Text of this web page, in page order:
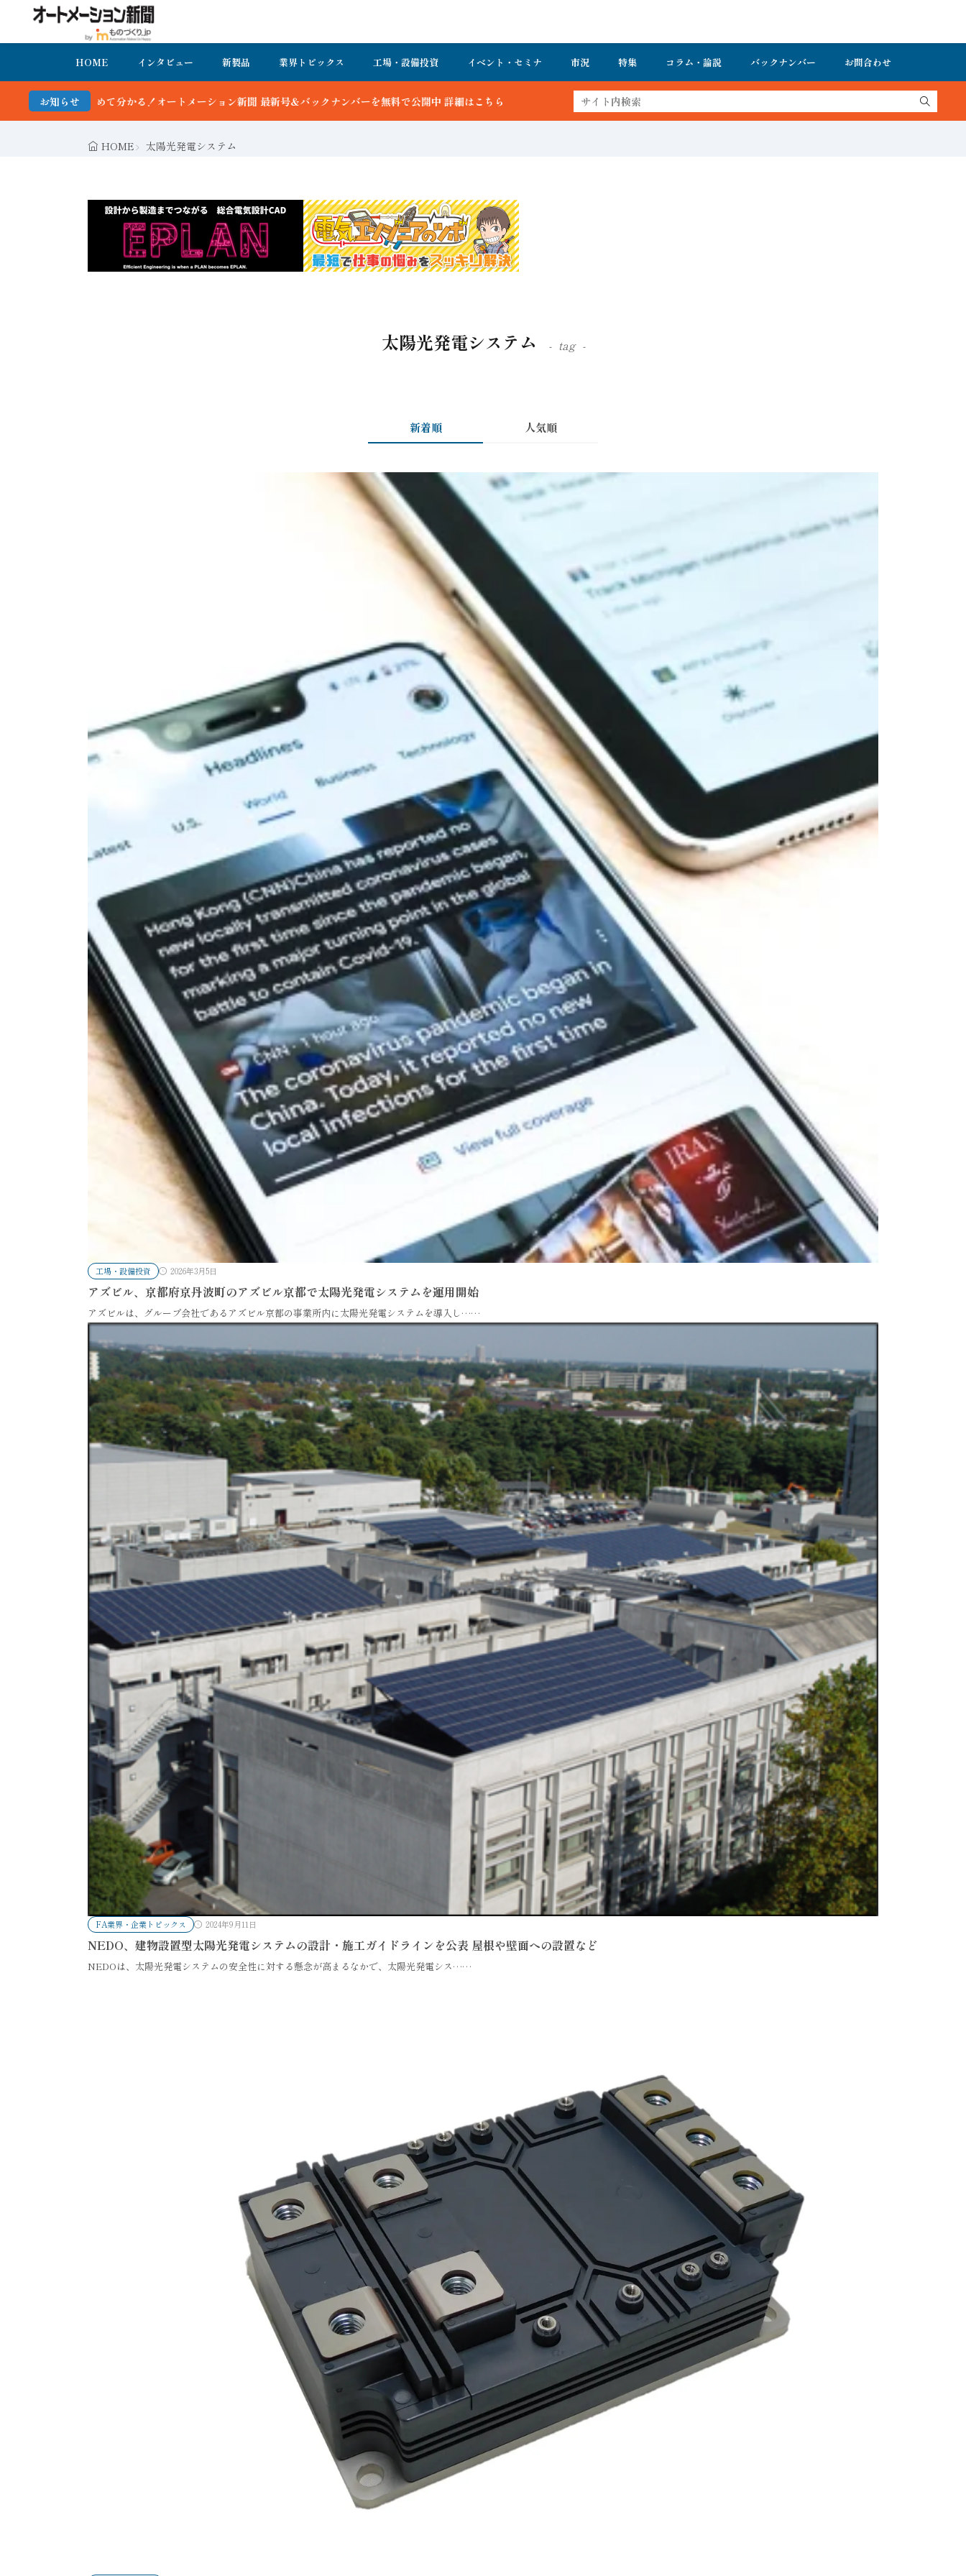
HOME インタビュー 新製品 業界トピックス 工場・設備投資 イベント・セミナ 市況 特集 コラム・論説 バックナンバー お問合わせ
お知らせ
聞 最新号＆バックナンバーを無料で公開中 詳細はこちら
HOME 太陽光発電システム
太陽光発電システム tag
新着順 人気順
工場・設備投資 2026年3月5日
アズビル、京都府京丹波町のアズビル京都で太陽光発電システムを運用開始
アズビルは、グループ会社であるアズビル京都の事業所内に太陽光発電システムを導入し……
FA業界・企業トピックス 2024年9月11日
NEDO、建物設置型太陽光発電システムの設計・施工ガイドラインを公表 屋根や壁面への設置など
NEDOは、太陽光発電システムの安全性に対する懸念が高まるなかで、太陽光発電シス……